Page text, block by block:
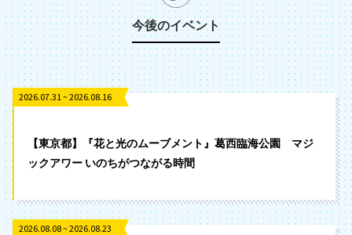
今後のイベント
2026.07.31 ~ 2026.08.16
【東京都】『花と光のムーブメント』葛西臨海公園 マジ
ックアワー いのちがつながる時間
2026.08.08 ~ 2026.08.23